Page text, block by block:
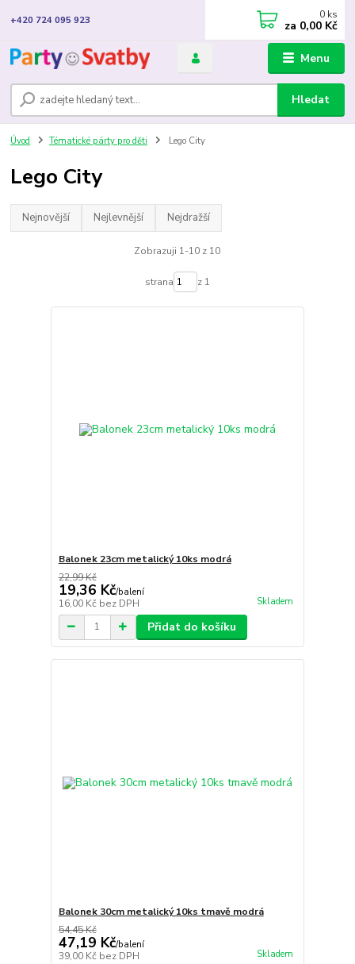
Menu
Hledat
+420 724 095 923 0 ks
za 0,00 Kč
Úvod Tématické párty pro děti Lego City
Lego City
Nejnovější Nejlevnější Nejdražší
Zobrazuji 1-10 z 10
strana z 1
Balonek 23cm metalický 10ks modrá
22,99 Kč
19,36 Kč/balení
16,00 Kč bez DPH Skladem
Přidat do košíku
Balonek 30cm metalický 10ks tmavě modrá
54,45 Kč
47,19 Kč/balení
39,00 Kč bez DPH Skladem